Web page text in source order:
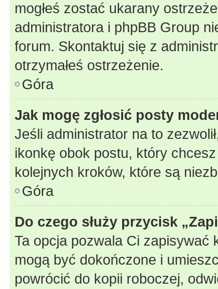
mogłeś zostać ukarany
administratora i phpBB Group
forum. Skontaktuj się z
otrzymałeś ostrzeżenie.
Góra
Jak mogę zgłosić posty
Jeśli administrator na to
ikonkę obok postu, który
kolejnych kroków, które są
Góra
Do czego służy przycisk
Ta opcja pozwala Ci zapisywać
mogą być dokończone i
powrócić do kopii roboczej,